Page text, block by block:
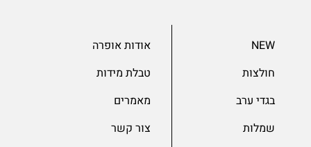
NEW
חולצות
בגדי ערב
שמלות
אודות אופרה
טבלת מידות
מאמרים
צור קשר